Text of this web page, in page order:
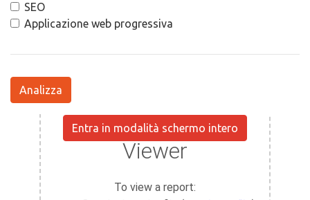
SEO
Applicazione web progressiva
Analizza
Entra in modalità schermo intero